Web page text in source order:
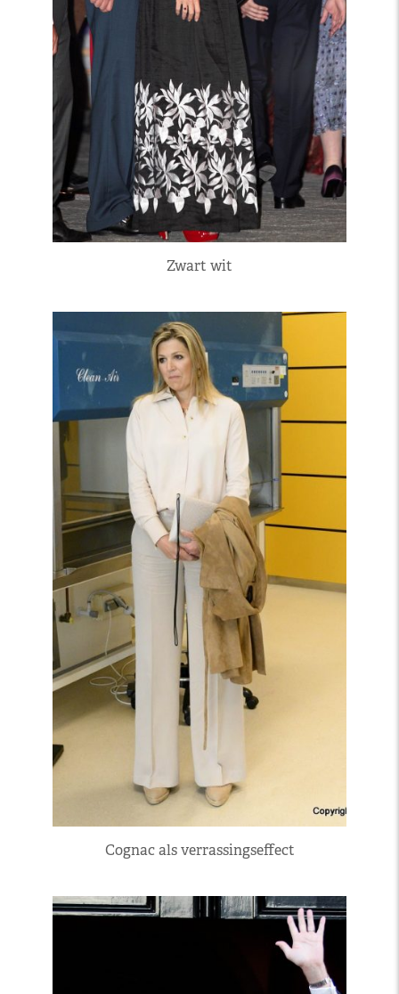
Zwart wit
Cognac als verrassingseffect